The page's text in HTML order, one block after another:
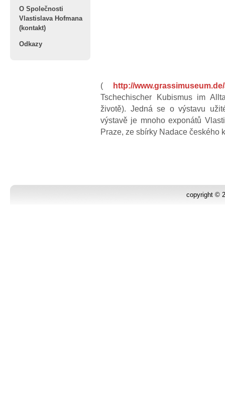
(
http://
Tschechischer Kubismus im
životě). Jedná se o výstavu
výstavě je mnoho exponátů
Praze, ze sbírky Nadace
O Společnosti
Vlastislava Hofmana
(kontakt)
Odkazy
copyright ©